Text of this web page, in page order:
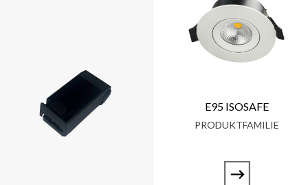
E95 ISOSAFE
PRODUKTFAMILIE